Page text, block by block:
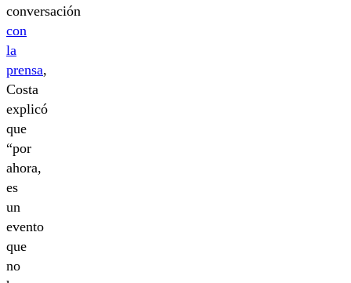
conversación
con
la
prensa,
Costa
explicó
que
“por
ahora,
es
un
evento
que
no